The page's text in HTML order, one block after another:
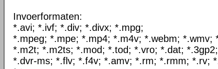
Invoerformaten:
*.avi; *.ivf; *.div; *.divx; *.mpg;
*.mpeg; *.mpe; *.mp4; *.m4v; *.webm; *.wmv;
*.m2t; *.m2ts; *.mod; *.tod; *.vro; *.dat;
*.dvr-ms; *.flv; *.f4v; *.amv; *.rm; *.rmm; *.rv;